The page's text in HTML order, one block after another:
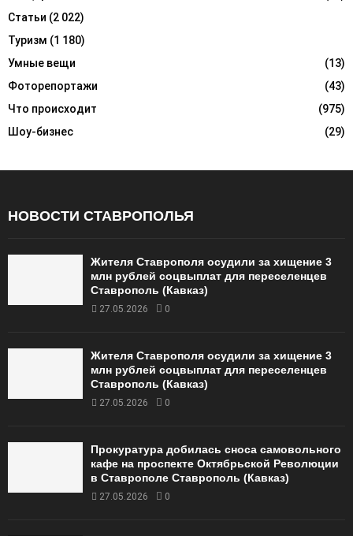
Статьи (2 022)
Туризм (1 180)
Умные вещи
(13)
Фоторепортажи
(43)
Что происходит
(975)
Шоу-бизнес
(29)
НОВОСТИ СТАВРОПОЛЬЯ
Жителя Ставрополя осудили за хищение 3
млн рублей соцвыплат для переселенцев
Ставрополь (Кавказ)
27.05.2026 0
Жителя Ставрополя осудили за хищение 3
млн рублей соцвыплат для переселенцев
Ставрополь (Кавказ)
27.05.2026 0
Прокуратура добилась сноса самовольного
кафе на проспекте Октябрьской Революции
в Ставрополе Ставрополь (Кавказ)
27.05.2026 0